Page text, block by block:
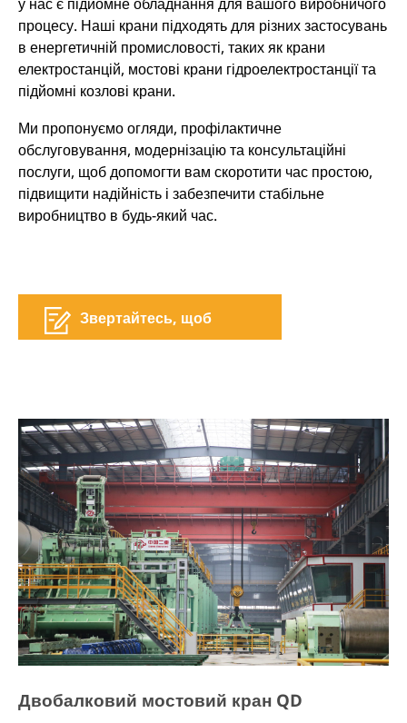
процесу. Наші крани підходять для різних застосувань
в енергетичній промисловості, таких як крани
електростанцій, мостові крани гідроелектростанції та
підйомні козлові крани.
Ми пропонуємо огляди, профілактичне
обслуговування, модернізацію та консультаційні
послуги, щоб допомогти вам скоротити час простою,
підвищити надійність і забезпечити стабільне
виробництво в будь-який час.
Звертайтесь, щоб
вибрати модель
Двобалковий мостовий кран QD